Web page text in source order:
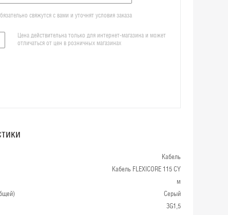
свяжутся с вами и уточнят условия заказа
Цена действительна только для интернет-магазина и может
отличаться от цен в розничных магазинах
Кабель
Кабель FLEXICORE 115 CY
м
Серый
3G1,5